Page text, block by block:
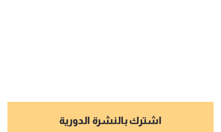
اشترك بالنشرة الدورية